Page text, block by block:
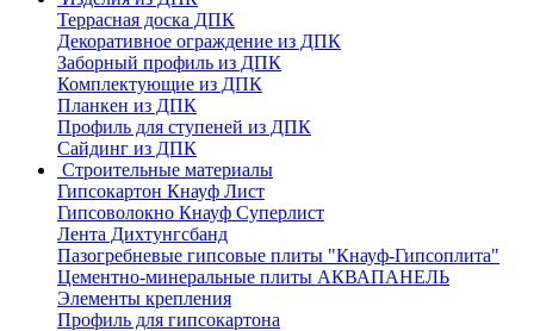
Террасная доска ДПК
Декоративное ограждение из ДПК
Заборный профиль из ДПК
Комплектующие из ДПК
Планкен из ДПК
Профиль для ступеней из ДПК
Сайдинг из ДПК
Строительные материалы
Гипсокартон Кнауф Лист
Гипсоволокно Кнауф Суперлист
Лента Дихтунгсбанд
Пазогребневые гипсовые плиты "Кнауф-Гипсоплита"
Цементно-минеральные плиты АКВАПАНЕЛЬ
Элементы крепления
Профиль для гипсокартона